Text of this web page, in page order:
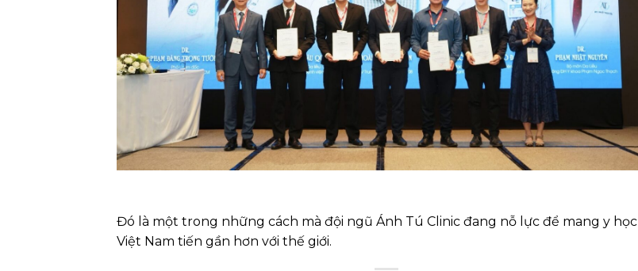
Đó là một trong những cách mà đội ngũ Ánh Tú Clinic đang nỗ lực để mang y học
Việt Nam tiến gần hơn với thế giới.